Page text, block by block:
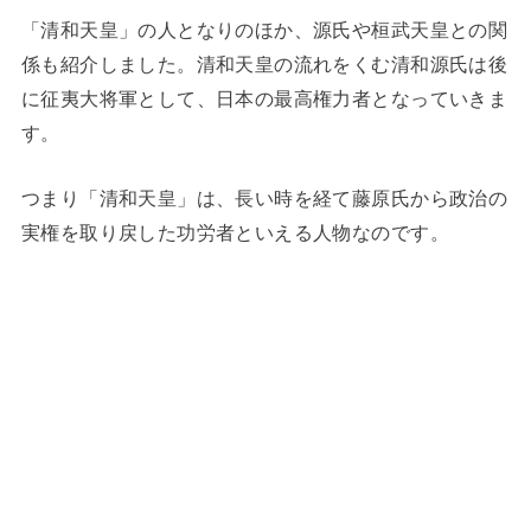
「清和天皇」の人となりのほか、源氏や桓武天皇との関
係も紹介しました。清和天皇の流れをくむ清和源氏は後
に征夷大将軍として、日本の最高権力者となっていきま
す。
つまり「清和天皇」は、長い時を経て藤原氏から政治の
実権を取り戻した功労者といえる人物なのです。